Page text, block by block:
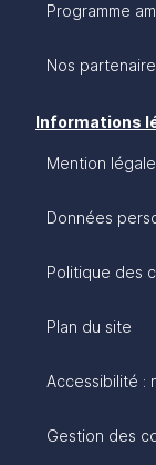
Programme
Nos
Informations
Mention
Données
Politique des
Plan du site
Accessibilité :
Gestion des